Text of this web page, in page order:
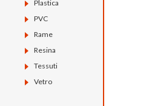
Plastica
PVC
Rame
Resina
Tessuti
Vetro